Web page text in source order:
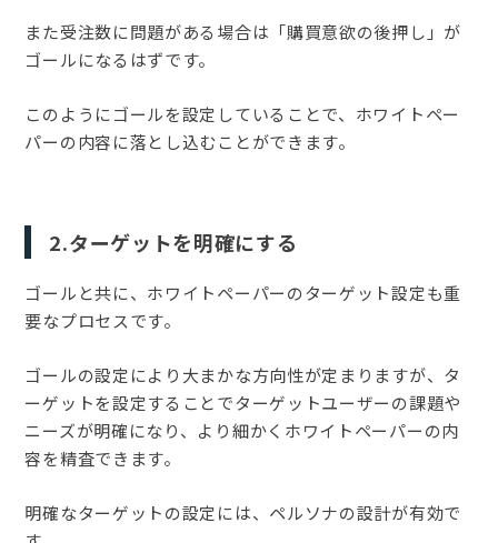
また受注数に問題がある場合は「購買意欲の後押し」が
ゴールになるはずです。
このようにゴールを設定していることで、ホワイトペー
パーの内容に落とし込むことができます。
2.ターゲットを明確にする
ゴールと共に、ホワイトペーパーのターゲット設定も重
要なプロセスです。
ゴールの設定により大まかな方向性が定まりますが、タ
ーゲットを設定することでターゲットユーザーの課題や
ニーズが明確になり、より細かくホワイトペーパーの内
容を精査できます。
明確なターゲットの設定には、ペルソナの設計が有効で